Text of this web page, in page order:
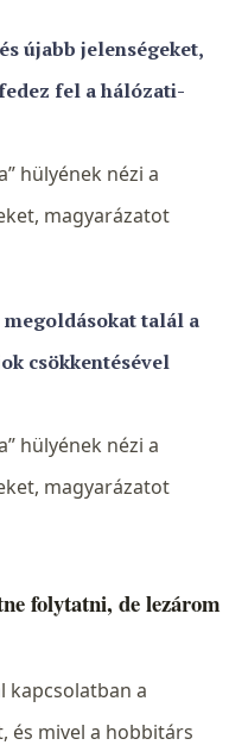
újabb jelenségeket,
fel a hálózati-
hülyének nézi a
magyarázatot
talál a
csökkentésével
hülyének nézi a
magyarázatot
folytatni, de lezárom
kapcsolatban a
és mivel a hobbitárs